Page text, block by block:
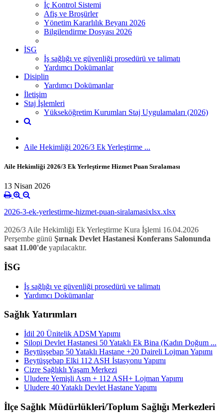
İç Kontrol Sistemi
Afiş ve Broşürler
Yönetim Kararlılık Beyanı 2026
Bilgilendirme Dosyası 2026
İSG
İş sağlığı ve güvenliği prosedürü ve talimatı
Yardımcı Dokümanlar
Disiplin
Yardımcı Dokümanlar
İletişim
Staj İşlemleri
Yükseköğretim Kurumları Staj Uygulamaları (2026)
Aile Hekimliği 2026/3 Ek Yerleştirme ...
Aile Hekimliği 2026/3 Ek Yerleştirme Hizmet Puan Sıralaması
13 Nisan 2026
2026-3-ek-yerlestirme-hizmet-puan-siralamasixlsx.xlsx
2026/3 Aile Hekimliği Ek Yerleştirme Kura İşlemi 16.04.2026
Perşembe günü Şırnak Devlet Hastanesi Konferans Salonunda
saat 11.00'de yapılacaktır.
İSG
İş sağlığı ve güvenliği prosedürü ve talimatı
Yardımcı Dokümanlar
Sağlık Yatırımları
İdil 20 Ünitelik ADSM Yapımı
Silopi Devlet Hastanesi 50 Yataklı Ek Bina (Kadın Doğum ...
Beytüşşebap 50 Yataklı Hastane +20 Daireli Lojman Yapımı
Beytüşşebap Elki 112 ASH İstasyonu Yapımı
Cizre Sağlıklı Yaşam Merkezi
Uludere Yemişli Asm + 112 ASH+ Lojman Yapımı
Uludere 40 Yataklı Devlet Hastane Yapımı
İlçe Sağlık Müdürlükleri/Toplum Sağlığı Merkezleri